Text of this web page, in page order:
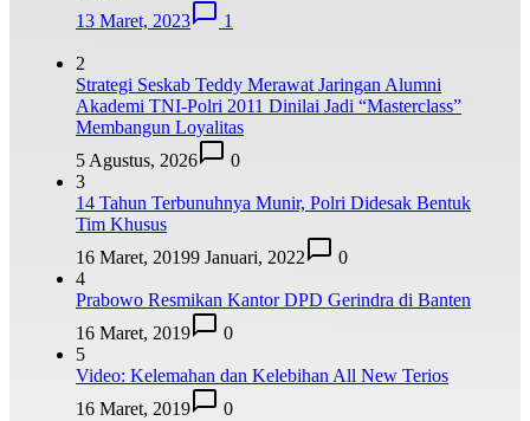
13 Maret, 2023
1
2
Strategi Seskab Teddy Merawat Jaringan Alumni
Akademi TNI-Polri 2011 Dinilai Jadi “Masterclass”
Membangun Loyalitas
5 Agustus, 2026
0
3
14 Tahun Terbunuhnya Munir, Polri Didesak Bentuk
Tim Khusus
16 Maret, 20199 Januari, 2022
0
4
Prabowo Resmikan Kantor DPD Gerindra di Banten
16 Maret, 2019
0
5
Video: Kelemahan dan Kelebihan All New Terios
16 Maret, 2019
0